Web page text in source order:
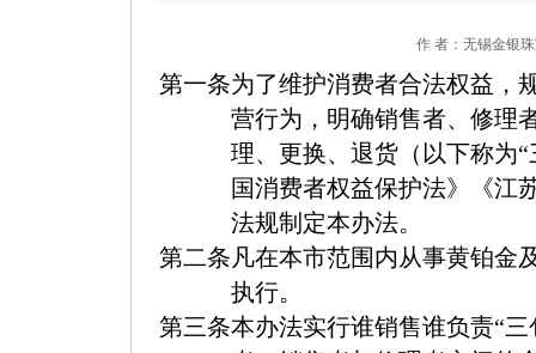
作 者：无锡金银
第一条为了维护消费者合法权益，
营行为，明确销售者、修理
理、更换、退货（以下称为“
国消费者权益保护法》《江
法规制定本办法。
第二条凡在本市范围内从事黄铂金
执行。
第三条本办法实行谁销售谁负责“